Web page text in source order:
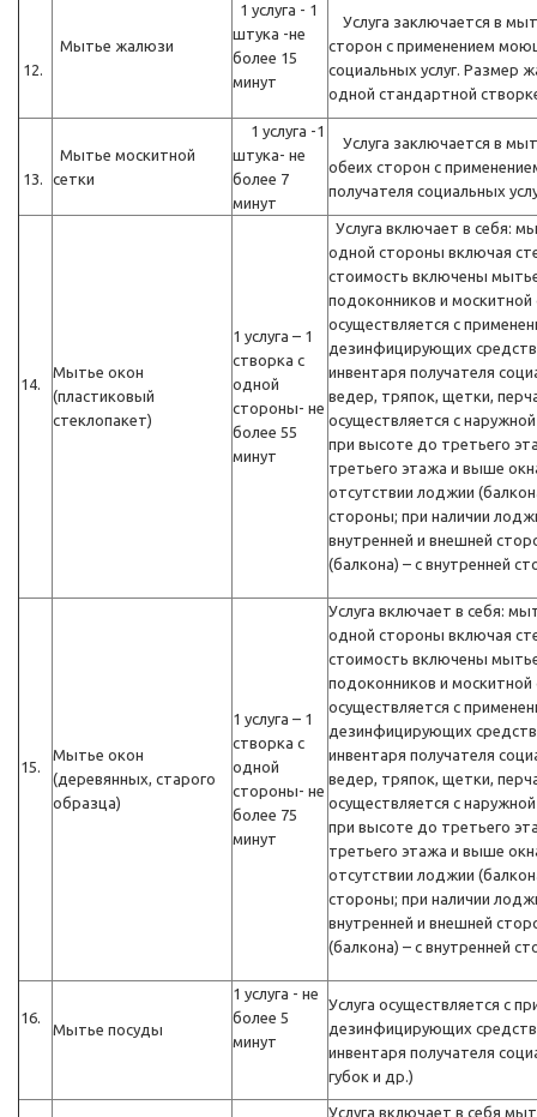
12.
Мытье жалюзи
1 услуга - 1
штука -не
более 15
минут
Услуга заключается в
сторон с применением
социальных услуг. Размер
одной стандартной
13.
Мытье москитной
сетки
1 услуга -1
штука- не
более 7
минут
Услуга заключается в
обеих сторон с
получателя социальных
14.
Мытье окон
(пластиковый
стеклопакет)
1 услуга – 1
створка с
одной
стороны- не
более 55
минут
Услуга включает в себя:
одной стороны включая
стоимость включены
подоконников и москитной
осуществляется с
дезинфицирующих
инвентаря получателя
ведер, тряпок, щетки,
осуществляется с
при высоте до третьего
третьего этажа и выше
отсутствии лоджии
стороны; при наличии
внутренней и внешней
(балкона) – с внутренней
15.
Мытье окон
(деревянных, старого
образца)
1 услуга – 1
створка с
одной
стороны- не
более 75
минут
Услуга включает в себя:
одной стороны включая
стоимость включены
подоконников и москитной
осуществляется с
дезинфицирующих
инвентаря получателя
ведер, тряпок, щетки,
осуществляется с
при высоте до третьего
третьего этажа и выше
отсутствии лоджии
стороны; при наличии
внутренней и внешней
(балкона) – с внутренней
16.
Мытье посуды
1 услуга - не
более 5
минут
Услуга осуществляется с
дезинфицирующих
инвентаря получателя
губок и др.)
Услуга включает в себя